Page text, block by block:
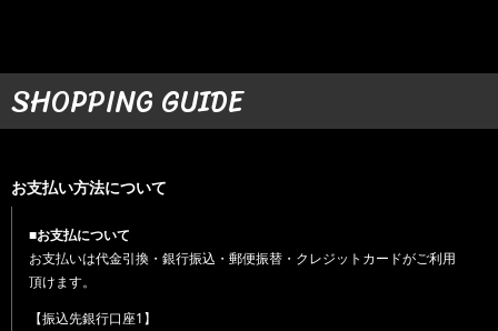
SHOPPING GUIDE
お支払い方法について
■お支払について
お支払いは代金引換・銀行振込・郵便振替・クレジットカードがご利用
頂けます。
【振込先銀行口座1】